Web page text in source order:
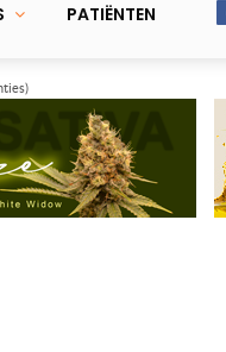
PATIËNTEN
cel in
cel in